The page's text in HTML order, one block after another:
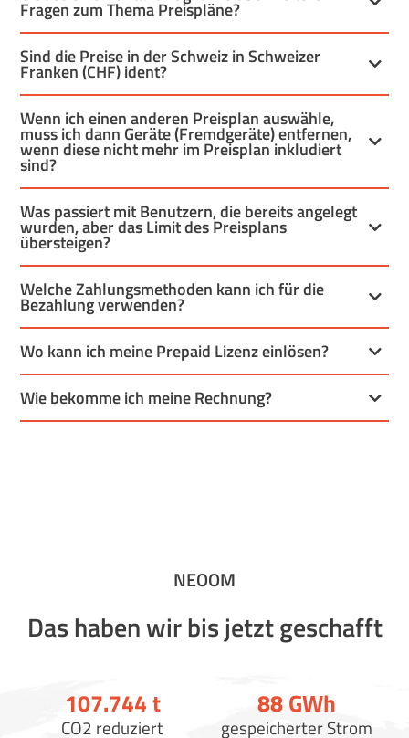
Fragen zum Thema Preispläne?
Sind die Preise in der Schweiz in Schweizer
Franken (CHF) ident?
Wenn ich einen anderen Preisplan auswähle,
muss ich dann Geräte (Fremdgeräte) entfernen,
wenn diese nicht mehr im Preisplan inkludiert
sind?
Was passiert mit Benutzern, die bereits angelegt
wurden, aber das Limit des Preisplans
übersteigen?
Welche Zahlungsmethoden kann ich für die
Bezahlung verwenden?
Wo kann ich meine Prepaid Lizenz einlösen?
Wie bekomme ich meine Rechnung?
NEOOM
Das haben wir bis jetzt geschafft
107.750t
CO2 reduziert
88GWh
gespeicherter Strom